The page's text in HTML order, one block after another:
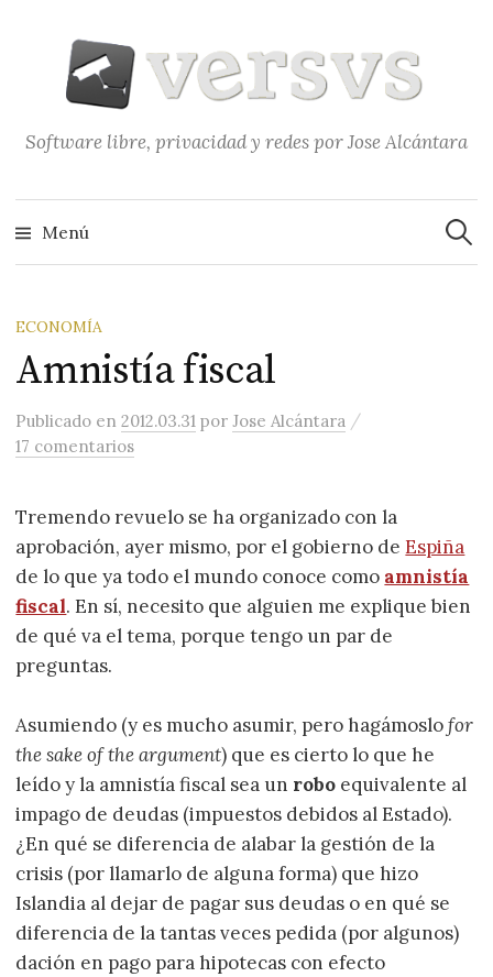
contenido
Software libre, privacidad y redes por Jose Alcántara
Menú
ECONOMÍA
Amnistía fiscal
Publicado en2012.03.31 porJose Alcántara /
17 comentarios
Tremendo revuelo se ha organizado con la
aprobación, ayer mismo, por el gobierno deEspiña
de lo que ya todo el mundo conoce como amnistía
fiscal. En sí, necesito que alguien me explique bien
de qué va el tema, porque tengo un par de
preguntas.
Asumiendo (y es mucho asumir, pero hagámoslofor
the sake of the argument) que es cierto lo que he
leído y la amnistía fiscal sea un robo equivalente al
impago de deudas (impuestos debidos al Estado).
¿En qué se diferencia de alabar la gestión de la
crisis (por llamarlo de alguna forma) que hizo
Islandia al dejar de pagar sus deudas o en qué se
diferencia de la tantas veces pedida (por algunos)
dación en pago para hipotecas con efecto